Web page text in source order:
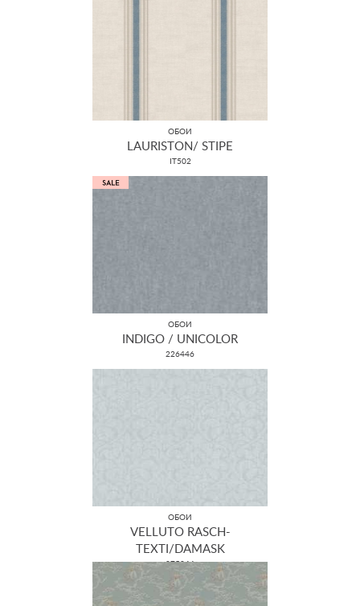
ОБОИ
LAURISTON/ STIPE
IT502
ОБОИ
INDIGO / UNICOLOR
226446
ОБОИ
VELLUTO RASCH-
TEXTI/DAMASK
075044